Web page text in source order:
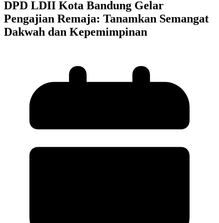
DPD LDII Kota Bandung Gelar
Pengajian Remaja: Tanamkan Semangat
Dakwah dan Kepemimpinan